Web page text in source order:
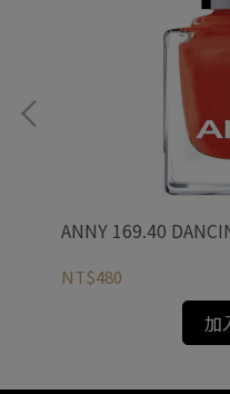
ANNY 169.40
NT$480
加